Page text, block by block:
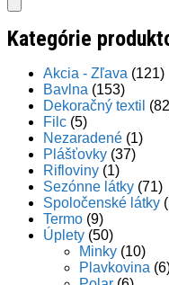
Kategórie
Akcia - Zľava (121)
Bavlna (153)
Dekoračný textil
Filc (5)
Nezaradené (1)
Plášťovky (37)
Rifloviny (1)
Sezónne látky (71)
Spoločenské látky
Termo (9)
Úplety (50)
Minky (10)
Plavkovina